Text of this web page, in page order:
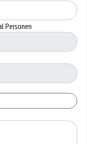
Personen